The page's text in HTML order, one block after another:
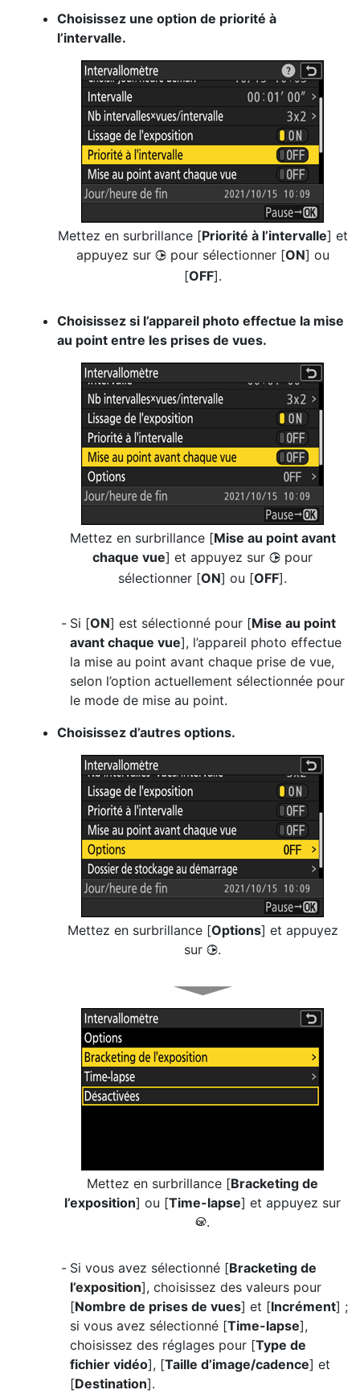
Choisissez une option de priorité à
l’intervalle.
Mettez en surbrillance [Priorité à l’intervalle] et
appuyez sur 2pour sélectionner [ON] ou
[OFF].
Choisissez si l’appareil photo effectue la mise
au point entre les prises de vues.
Mettez en surbrillance [Mise au point avant
chaque vue] et appuyez sur 2 pour
sélectionner [ON] ou [OFF].
Si [ON] est sélectionné pour [Mise au point
avant chaque vue], l’appareil photo effectue
la mise au point avant chaque prise de vue,
selon l’option actuellement sélectionnée pour
le mode de mise au point.
Choisissez d’autres options.
Mettez en surbrillance [Options] et appuyez
sur 2.
Mettez en surbrillance [Bracketing de
l’exposition] ou [Time-lapse] et appuyez sur
J.
Si vous avez sélectionné [Bracketing de
l’exposition], choisissez des valeurs pour
[Nombre de prises de vues] et [Incrément] ;
si vous avez sélectionné [Time-lapse],
choisissez des réglages pour [Type de
fichier vidéo], [Taille d’image/cadence] et
[Destination].